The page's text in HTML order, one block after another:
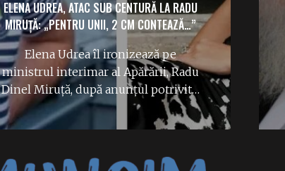
ELENA UDREA, ATAC SUB CENTURĂ LA RADU
MIRUȚĂ: „PENTRU UNII, 2 CM CONTEAZĂ…”
Elena Udrea îl ironizează pe
ministrul interimar al Apărării, Radu
Dinel Miruță, după anunțul potrivit…